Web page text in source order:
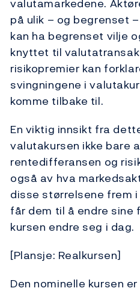
valutamarkedene.
på ulik – og begrenset
kan ha begrenset vilje
knyttet til
risikopremier kan
svingningene i
komme tilbake til.
En viktig innsikt fra
valutakursen ikke bare
rentedifferansen og
også av hva
disse størrelsene frem
får dem til å endre sine
kursen endre seg i dag.
[Plansje: Realkursen]
Den nominelle kursen